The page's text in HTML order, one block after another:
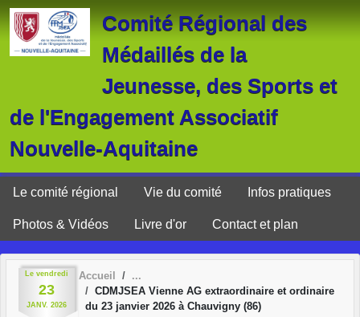
Comité Régional des
Médaillés de la
Jeunesse, des Sports et
de l'Engagement Associatif
Nouvelle-Aquitaine
Le comité régional Vie du comité Infos pratiques
Photos & Vidéos Livre d'or Contact et plan
Le vendredi
23
JANV. 2026
Accueil
CDMJSEA Vienne AG extraordinaire et ordinaire
du 23 janvier 2026 à Chauvigny (86)
Panneau de gestion des cookies